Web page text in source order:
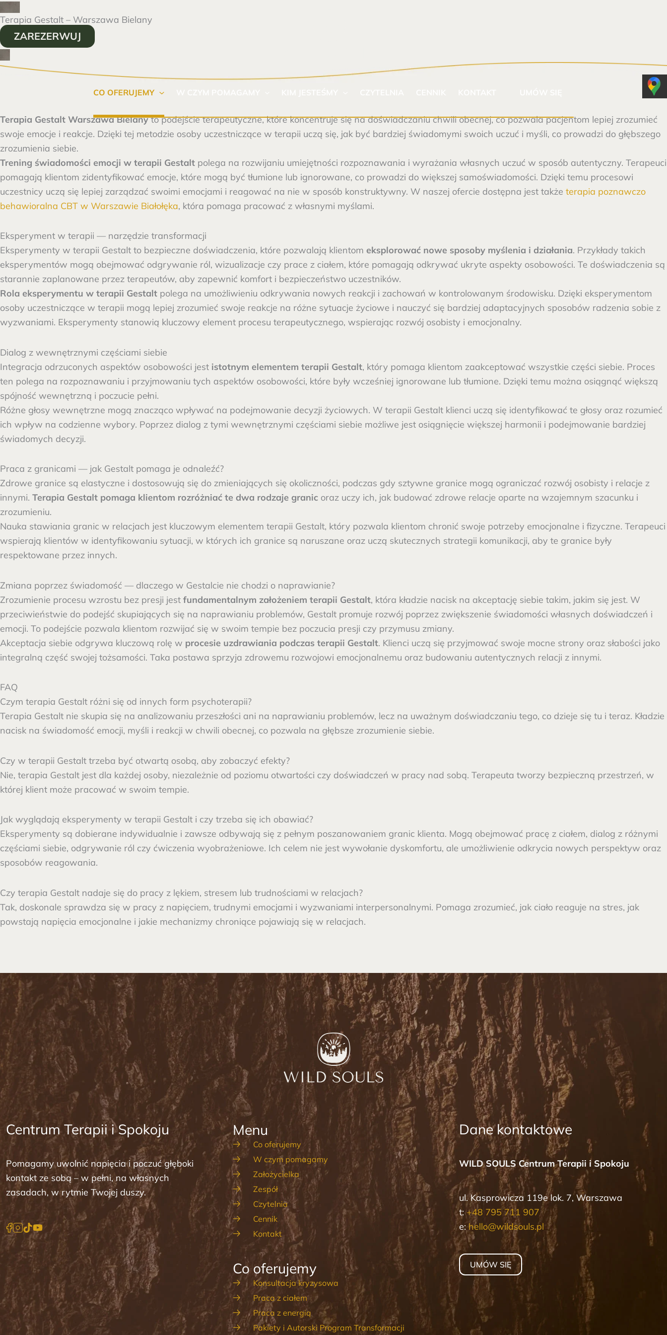
do
treści
CO OFERUJEMY
Terapia Gestalt – Warszawa Bielany
ZAREZERWUJ
Terapia Gestalt Warszawa Bielanyto podejście terapeutyczne, które koncentruje się na doświadczaniu chwili obecnej, co pozwala pacjentom lepiej zrozumieć
swoje emocje i reakcje. Dzięki tej metodzie osoby uczestniczące w terapii uczą się, jak być bardziej świadomymi swoich uczuć i myśli, co prowadzi do głębszego
zrozumienia siebie.
Trening świadomości emocji w terapii Gestalt polega na rozwijaniu umiejętności rozpoznawania i wyrażania własnych uczuć w sposób autentyczny. Terapeuci
pomagają klientom zidentyfikować emocje, które mogą być tłumione lub ignorowane, co prowadzi do większej samoświadomości. Dzięki temu procesowi
uczestnicy uczą się lepiej zarządzać swoimi emocjami i reagować na nie w sposób konstruktywny. W naszej ofercie dostępna jest także terapia poznawczo
behawioralna CBT w Warszawie Białołęka, która pomaga pracować z własnymi myślami.
Eksperyment w terapii — narzędzie transformacji
Eksperymenty w terapii Gestalt to bezpieczne doświadczenia, które pozwalają klientom eksplorować nowe sposoby myślenia i działania. Przykłady takich
eksperymentów mogą obejmować odgrywanie ról, wizualizacje czy prace z ciałem, które pomagają odkrywać ukryte aspekty osobowości. Te doświadczenia są
starannie zaplanowane przez terapeutów, aby zapewnić komfort i bezpieczeństwo uczestników.
Rola eksperymentu w terapii Gestalt polega na umożliwieniu odkrywania nowych reakcji i zachowań w kontrolowanym środowisku. Dzięki eksperymentom
osoby uczestniczące w terapii mogą lepiej zrozumieć swoje reakcje na różne sytuacje życiowe i nauczyć się bardziej adaptacyjnych sposobów radzenia sobie z
wyzwaniami. Eksperymenty stanowią kluczowy element procesu terapeutycznego, wspierając rozwój osobisty i emocjonalny.
Dialog z wewnętrznymi częściami siebie
Integracja odrzuconych aspektów osobowości jest istotnym elementem terapii Gestalt, który pomaga klientom zaakceptować wszystkie części siebie. Proces
ten polega na rozpoznawaniu i przyjmowaniu tych aspektów osobowości, które były wcześniej ignorowane lub tłumione. Dzięki temu można osiągnąć większą
spójność wewnętrzną i poczucie pełni.
Różne głosy wewnętrzne mogą znacząco wpływać na podejmowanie decyzji życiowych. W terapii Gestalt klienci uczą się identyfikować te głosy oraz rozumieć
ich wpływ na codzienne wybory. Poprzez dialog z tymi wewnętrznymi częściami siebie możliwe jest osiągnięcie większej harmonii i podejmowanie bardziej
świadomych decyzji.
Praca z granicami — jak Gestalt pomaga je odnaleźć?
Zdrowe granice są elastyczne i dostosowują się do zmieniających się okoliczności, podczas gdy sztywne granice mogą ograniczać rozwój osobisty i relacje z
innymi. Terapia Gestalt pomaga klientom rozróżniać te dwa rodzaje granic oraz uczy ich, jak budować zdrowe relacje oparte na wzajemnym szacunku i
zrozumieniu.
Nauka stawiania granic w relacjach jest kluczowym elementem terapii Gestalt, który pozwala klientom chronić swoje potrzeby emocjonalne i fizyczne. Terapeuci
wspierają klientów w identyfikowaniu sytuacji, w których ich granice są naruszane oraz uczą skutecznych strategii komunikacji, aby te granice były
respektowane przez innych.
Zmiana poprzez świadomość — dlaczego w Gestalcie nie chodzi o naprawianie?
Zrozumienie procesu wzrostu bez presji jest fundamentalnym założeniem terapii Gestalt, która kładzie nacisk na akceptację siebie takim, jakim się jest. W
przeciwieństwie do podejść skupiających się na naprawianiu problemów, Gestalt promuje rozwój poprzez zwiększenie świadomości własnych doświadczeń i
emocji. To podejście pozwala klientom rozwijać się w swoim tempie bez poczucia presji czy przymusu zmiany.
Akceptacja siebie odgrywa kluczową rolę w procesie uzdrawiania podczas terapii Gestalt. Klienci uczą się przyjmować swoje mocne strony oraz słabości jako
integralną część swojej tożsamości. Taka postawa sprzyja zdrowemu rozwojowi emocjonalnemu oraz budowaniu autentycznych relacji z innymi.
FAQ
Czym terapia Gestalt różni się od innych form psychoterapii?
Terapia Gestalt nie skupia się na analizowaniu przeszłości ani na naprawianiu problemów, lecz na uważnym doświadczaniu tego, co dzieje się tu i teraz. Kładzie
nacisk na świadomość emocji, myśli i reakcji w chwili obecnej, co pozwala na głębsze zrozumienie siebie.
Czy w terapii Gestalt trzeba być otwartą osobą, aby zobaczyć efekty?
Nie, terapia Gestalt jest dla każdej osoby, niezależnie od poziomu otwartości czy doświadczeń w pracy nad sobą. Terapeuta tworzy bezpieczną przestrzeń, w
której klient może pracować w swoim tempie.
Jak wyglądają eksperymenty w terapii Gestalt i czy trzeba się ich obawiać?
Eksperymenty są dobierane indywidualnie i zawsze odbywają się z pełnym poszanowaniem granic klienta. Mogą obejmować pracę z ciałem, dialog z różnymi
częściami siebie, odgrywanie ról czy ćwiczenia wyobrażeniowe. Ich celem nie jest wywołanie dyskomfortu, ale umożliwienie odkrycia nowych perspektyw oraz
sposobów reagowania.
Czy terapia Gestalt nadaje się do pracy z lękiem, stresem lub trudnościami w relacjach?
Tak, doskonale sprawdza się w pracy z napięciem, trudnymi emocjami i wyzwaniami interpersonalnymi. Pomaga zrozumieć, jak ciało reaguje na stres, jak
powstają napięcia emocjonalne i jakie mechanizmy chroniące pojawiają się w relacjach.
Centrum Terapii i Spokoju
Pomagamy uwolnić napięcia i poczuć głęboki
kontakt ze sobą – w pełni, na własnych
zasadach, w rytmie Twojej duszy.
Menu
Co oferujemy
W czym pomagamy
Założycielka
Zespół
Czytelnia
Cennik
Kontakt
Co oferujemy
Konsultacja kryzysowa
Praca z ciałem
Praca z energią
Pakiety i Autorski Program Transformacji
Dane kontaktowe
WILD SOULS Centrum Terapii i Spokoju
ul. Kasprowicza 119e lok. 7, Warszawa
t:+48 795 711 907
e:hello@wildsouls.pl
UMÓW SIĘ